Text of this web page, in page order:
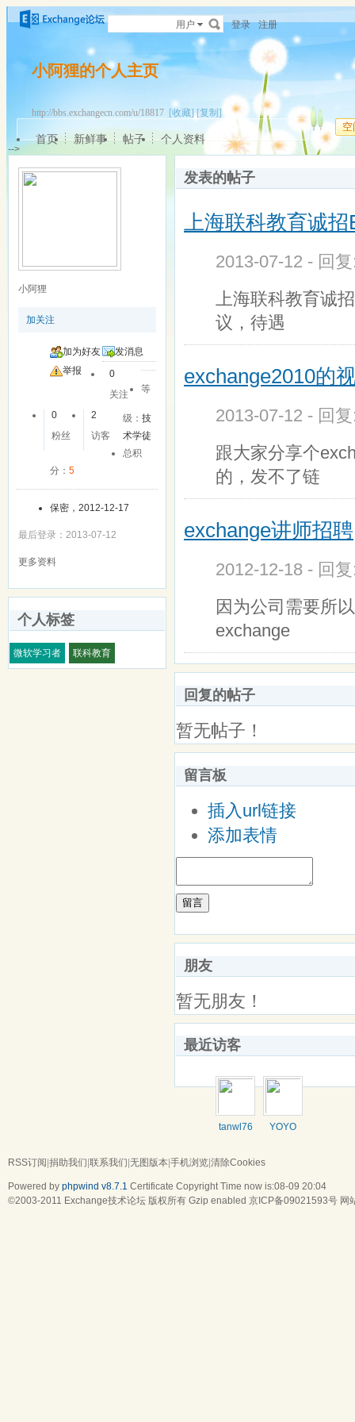
用户 登录 注册
小阿狸的个人主页
http://bbs.exchangecn.com/u/18817 [收藏] [复制]
空
首页 新鲜事 帖子 个人资料
-->
小阿狸
加关注
加为好友
发消息
举报
0
关注
0
粉丝
2
访客
等
级：技
术学徒
总积
分： 5
保密，2012-12-17
最后登录：2013-07-12
更多资料
个人标签
微软学习者 联科教育
发表的帖子
上海联科教育诚
2013-07-12 - 回
上海联科教育诚
议，待遇
exchange2010的
2013-07-12 - 回
跟大家分享个
的，发不了链
exchange讲师招聘
2012-12-18 - 回
因为公司需要所
exchange
回复的帖子
暂无帖子！
留言板
插入url链接
添加表情
留言
朋友
暂无朋友！
最近访客
tanwl76 YOYO
RSS订阅 捐助我们 联系我们 无图版本 手机浏览 清除Cookies
Powered by phpwind v8.7.1 Certificate Copyright Time now is:08-09 20:04
©2003-2011 Exchange技术论坛 版权所有 Gzip enabled 京ICP备09021593号 网